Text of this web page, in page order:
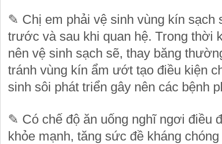
✎ Chị em phải vệ sinh vùng kín sạch
trước và sau khi quan hệ. Trong thời
nên vệ sinh sạch sẽ, thay băng
tránh vùng kín ẩm ướt tạo điều kiện
sinh sôi phát triển gây nên các bệnh
✎ Có chế độ ăn uống nghĩ ngơi điều
khỏe mạnh, tăng sức đề kháng